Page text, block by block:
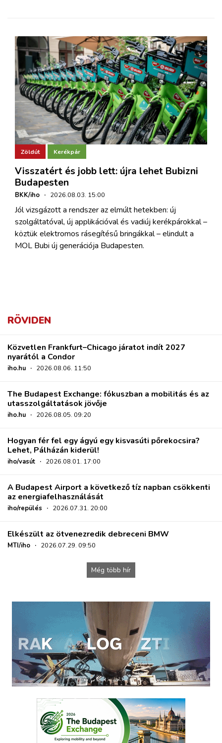
Zöldút Kerékpár
Visszatért és jobb lett: újra lehet Bubizni
Budapesten
BKK/iho · 2026.08.03. 15:00
Jól vizsgázott a rendszer az elmúlt hetekben: új
szolgáltatóval, új applikációval és vadiúj kerékpárokkal –
köztük elektromos rásegítésű bringákkal – elindult a
MOL Bubi új generációja Budapesten.
RÖVIDEN
Közvetlen Frankfurt–Chicago járatot indít 2027
nyarától a Condor
iho.hu · 2026.08.06. 11:50
The Budapest Exchange: fókuszban a mobilitás és az
utasszolgáltatások jövője
iho.hu · 2026.08.05. 09:20
Hogyan fér fel egy ágyú egy kisvasúti pőrekocsira?
Lehet, Pálházán kiderül!
iho/vasút · 2026.08.01. 17:00
A Budapest Airport a következő tíz napban csökkenti
az energiafelhasználását
iho/repülés · 2026.07.31. 20:00
Elkészült az ötvenezredik debreceni BMW
MTI/iho · 2026.07.29. 09:50
Még több hír